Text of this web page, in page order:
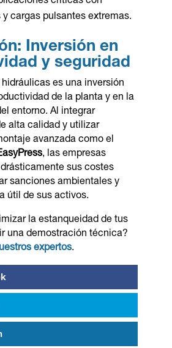
cargas pulsantes extremas.
Inversión en
y seguridad
hidráulicas es una inversión
de la planta y en la
entorno. Al integrar
alta calidad y utilizar
avanzada como el
, las empresas
sus costes
sanciones ambientales y
útil de sus activos.
la estanqueidad de tus
una demostración técnica?
expertos.